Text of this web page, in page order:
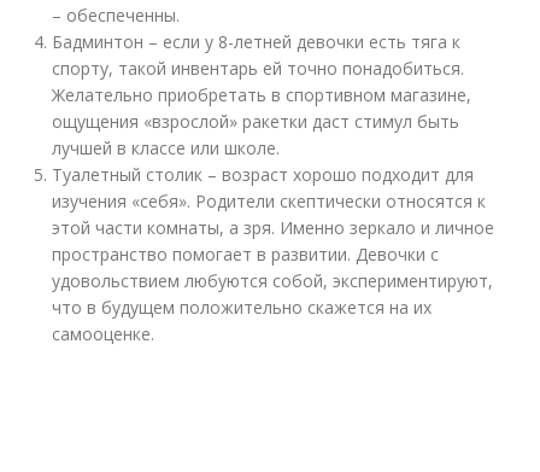
– обеспеченны.
Бадминтон – если у 8-летней девочки есть тяга к
спорту, такой инвентарь ей точно понадобиться.
Желательно приобретать в спортивном магазине,
ощущения «взрослой» ракетки даст стимул быть
лучшей в классе или школе.
Туалетный столик – возраст хорошо подходит для
изучения «себя». Родители скептически относятся к
этой части комнаты, а зря. Именно зеркало и личное
пространство помогает в развитии. Девочки с
удовольствием любуются собой, экспериментируют,
что в будущем положительно скажется на их
самооценке.